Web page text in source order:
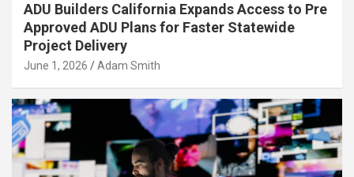
ADU Builders California Expands Access to Pre
Approved ADU Plans for Faster Statewide
Project Delivery
June 1, 2026 Adam Smith